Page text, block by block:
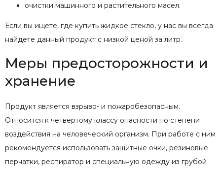
очистки машинного и растительного масел.
Если вы ищете, где купить жидкое стекло, у нас вы всегда
найдете данный продукт с низкой ценой за литр.
Меры предосторожности и
хранение
Продукт является взрыво- и пожаробезопасным.
Относится к четвертому классу опасности по степени
воздействия на человеческий организм. При работе с ним
рекомендуется использовать защитные очки, резиновые
перчатки, респиратор и специальную одежду из грубой